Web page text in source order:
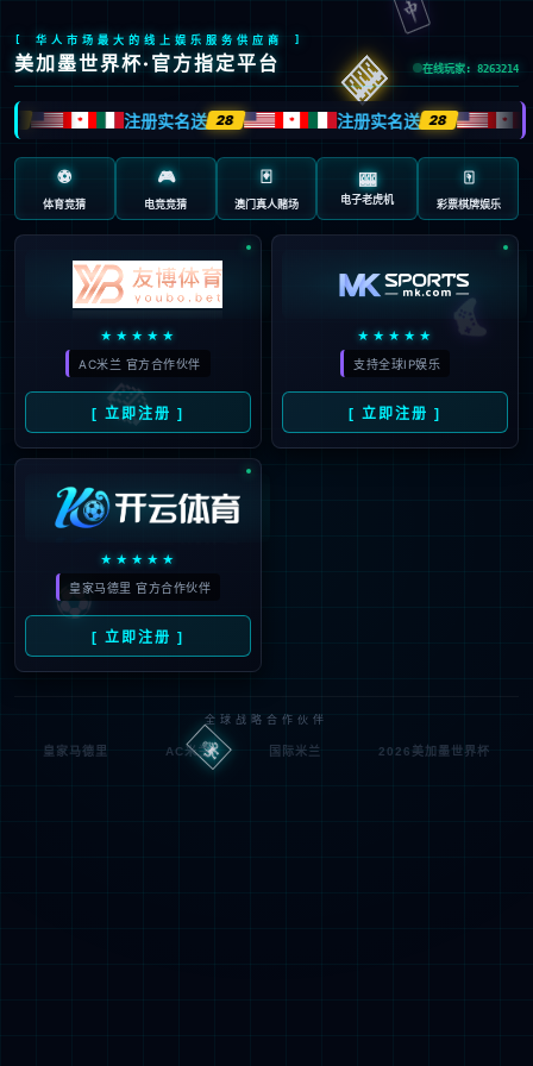
404
页面未找到
抱歉…您访问的地址不存在